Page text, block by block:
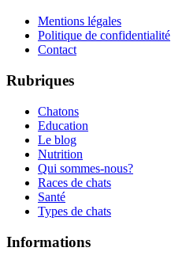
Mentions légales
Politique de confidentialité
Contact
Rubriques
Chatons
Education
Le blog
Nutrition
Qui sommes-nous?
Races de chats
Santé
Types de chats
Informations